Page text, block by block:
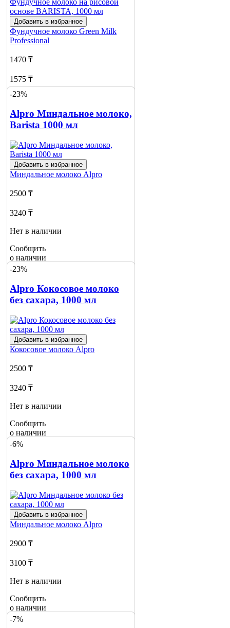
Добавить в избранное
Фундучное молоко Green Milk
Professional
1470 ₸
1575 ₸
Нет в наличии
Сообщить
о наличии
-23%
Alpro Миндальное молоко,
Barista 1000 мл
Добавить в избранное
Миндальное молоко Alpro
2500 ₸
3240 ₸
Нет в наличии
Сообщить
о наличии
1
-23%
Alpro Кокосовое молоко
без сахара, 1000 мл
Добавить в избранное
Кокосовое молоко Alpro
2500 ₸
3240 ₸
Нет в наличии
Сообщить
о наличии
1
-6%
Alpro Миндальное молоко
без сахара, 1000 мл
Добавить в избранное
Миндальное молоко Alpro
2900 ₸
3100 ₸
Нет в наличии
Сообщить
о наличии
1
-7%